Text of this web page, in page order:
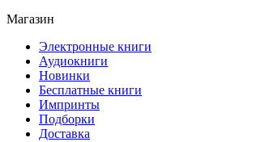
Магазин
Электронные книги
Аудиокниги
Новинки
Бесплатные книги
Импринты
Подборки
Доставка